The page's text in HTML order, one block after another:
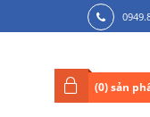
(0) sản